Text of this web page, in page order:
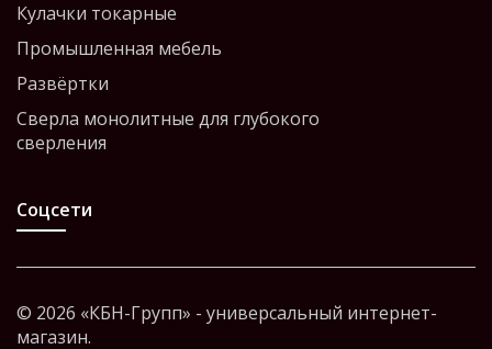
Кулачки токарные
Промышленная мебель
Развёртки
Сверла монолитные для глубокого
сверления
Соцсети
© 2026 «КБН-Групп» - универсальный интернет-
магазин.